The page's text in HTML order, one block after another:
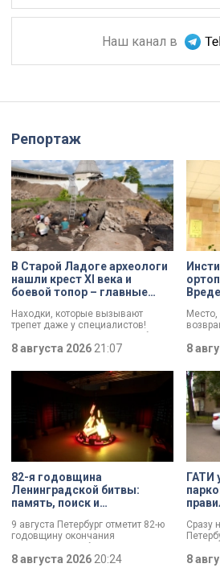
Наш канал в
Репортаж
В Старой Ладоге археологи
нашли крест XI века и
боевой топор – главные
Находки, которые вызывают
трепет даже у специалистов!
тысячи лет и боевой топор – вот
экспедиции в Старой Ладоге в
8 августа 202621:07
до
Место,
8
82-я годовщина
Ленинградской битвы:
память, поиск и
9 августа Петербург отметит 82-ю
годовщину окончания
воинской славы, который был
8 августа 202620:24
ГАТИ
Сразу
8